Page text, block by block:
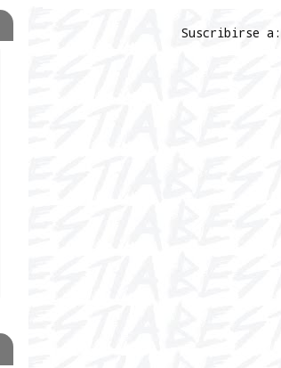
Suscribirse a: